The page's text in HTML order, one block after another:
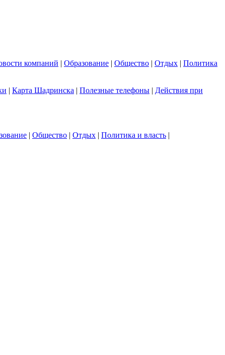
компаний | Образование | Общество | Отдых | Политика
| Карта Шадринска | Полезные телефоны | Действия при
| Общество | Отдых | Политика и власть |